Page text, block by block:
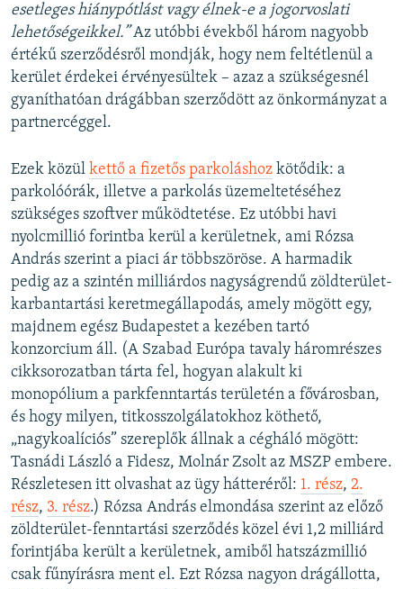
esetleges hiánypótlást vagy élnek-e a jogorvoslati
lehetőségeikkel.”Az utóbbi évekből három nagyobb
értékű szerződésről mondják, hogy nem feltétlenül a
kerület érdekei érvényesültek – azaz a szükségesnél
gyaníthatóan drágábban szerződött az önkormányzat a
partnercéggel.
Ezek közül kettő a fizetős parkoláshoz kötődik: a
parkolóórák, illetve a parkolás üzemeltetéséhez
szükséges szoftver működtetése. Ez utóbbi havi
nyolcmillió forintba kerül a kerületnek, ami Rózsa
András szerint a piaci ár többszöröse. A harmadik
pedig az a szintén milliárdos nagyságrendű zöldterület-
karbantartási keretmegállapodás, amely mögött egy,
majdnem egész Budapestet a kezében tartó
konzorcium áll. (A Szabad Európa tavaly háromrészes
cikksorozatban tárta fel, hogyan alakult ki
monopólium a parkfenntartás területén a fővárosban,
és hogy milyen, titkosszolgálatokhoz köthető,
„nagykoalíciós” szereplők állnak a cégháló mögött:
Tasnádi László a Fidesz, Molnár Zsolt az MSZP embere.
Részletesen itt olvashat az ügy hátteréről: 1. rész, 2.
rész, 3. rész.) Rózsa András elmondása szerint az előző
zöldterület-fenntartási szerződés közel évi 1,2 milliárd
forintjába került a kerületnek, amiből hatszázmillió
csak fűnyírásra ment el. Ezt Rózsa nagyon drágállotta,